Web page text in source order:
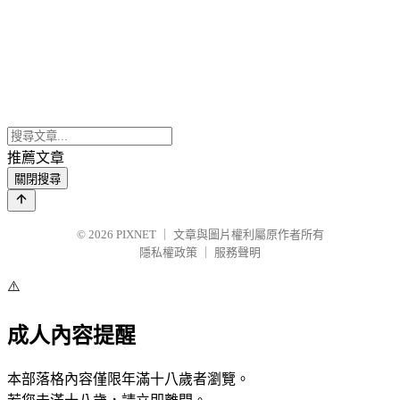
推薦文章
關閉搜尋
© 2026 PIXNET
文章與圖片權利屬原作者所有
隱私權政策
服務聲明
⚠️
成人內容提醒
本部落格內容僅限年滿十八歲者瀏覽。